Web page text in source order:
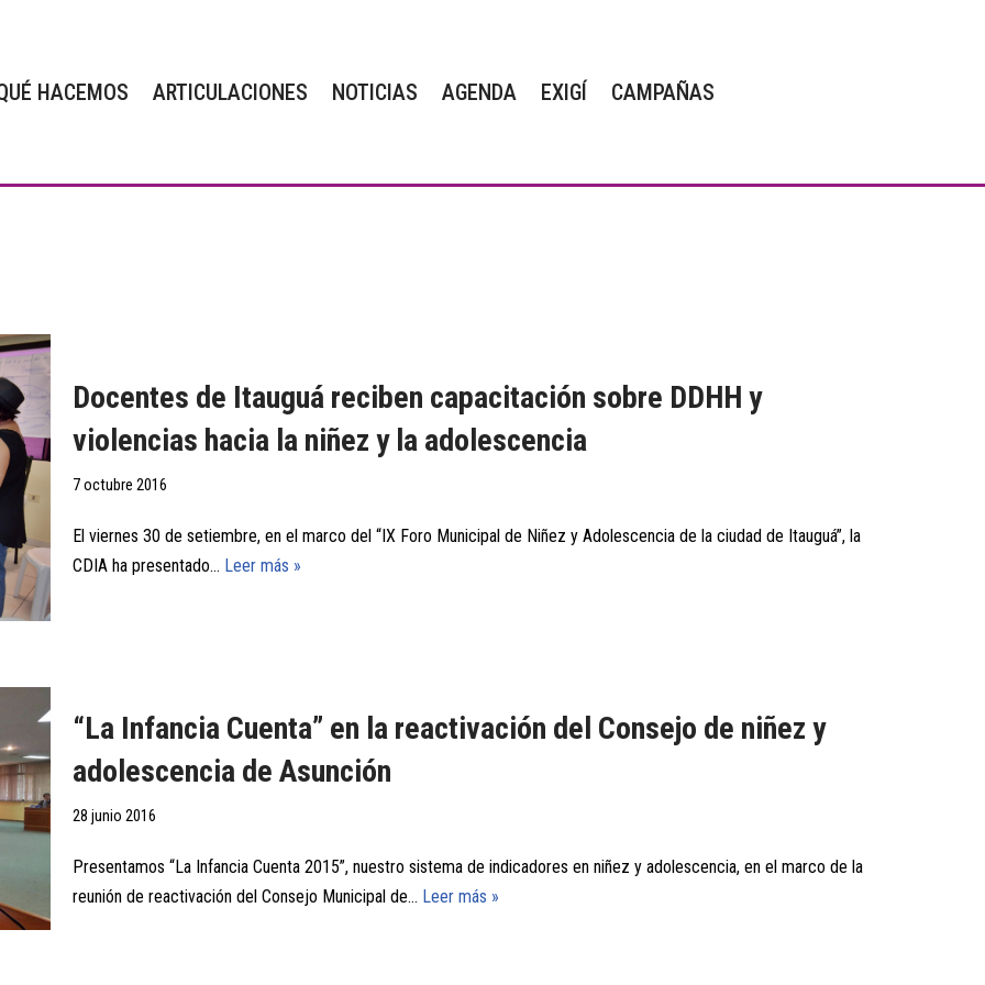
HACEMOS ARTICULACIONES NOTICIAS AGENDA EXIGÍ CAMPAÑAS
Docentes de Itauguá reciben capacitación sobre DDHH y
violencias hacia la niñez y la adolescencia
7 octubre 2016
El viernes 30 de setiembre, en el marco del “IX Foro Municipal de Niñez y Adolescencia de la ciudad de Itauguá”, la
CDIA ha presentado… Leer más »
“La Infancia Cuenta” en la reactivación del Consejo de niñez y
adolescencia de Asunción
28 junio 2016
Presentamos “La Infancia Cuenta 2015”, nuestro sistema de indicadores en niñez y adolescencia, en el marco de la
reunión de reactivación del Consejo Municipal de… Leer más »